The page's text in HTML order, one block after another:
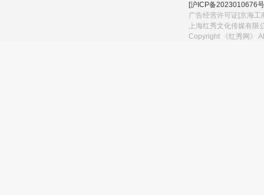
[沪ICP备2023010676
广告经营许可证[京海
上海红秀文化传媒有限
Copyright 《红秀网》